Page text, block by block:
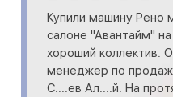
Купили машину Рено
салоне "Авантайм"
хороший коллектив.
менеджер по
С....ев Ал....й. На